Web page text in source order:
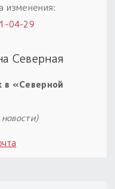
изменения:
04-29
Северная
«Северной